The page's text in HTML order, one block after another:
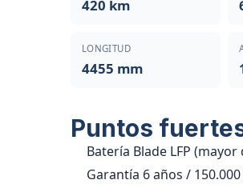
420 km
LONGITUD
4455 mm
Puntos
Batería Blade LFP
Garantía 6 años /